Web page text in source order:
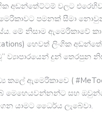
අඩන්තේට්ටම් වලට
පමනක් සීමා
මේ නිසාම ඇමෙරිකාවේ
හෙවත් ලිංගි​ක
ව්‍යාපාරයෙන් දුන් තෙරපුන
කලේ ඇමෙරිකාවෙ (
මෙහෙයවන්නන්ට සහ
යාමට ධෛර්ය ලැබේ​වා.